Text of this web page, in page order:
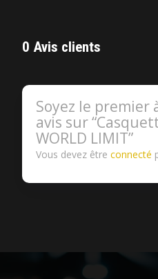
0 Avis clients
Soyez le premier
avis sur
WORLD LIMIT”
Vous devez êtreconnecté